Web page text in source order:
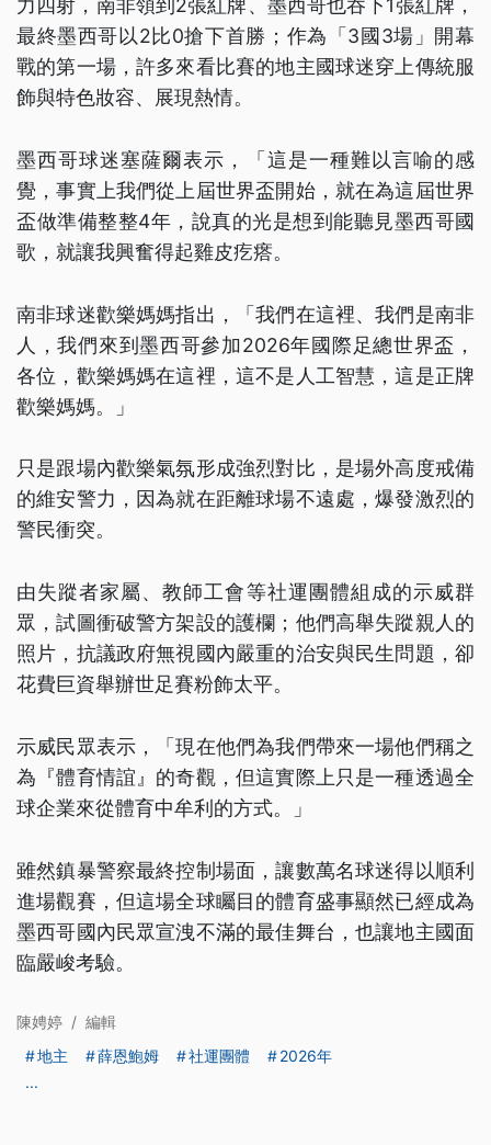
力四射，南非領到2張紅牌、墨西哥也吞下1張紅牌，
最終墨西哥以2比0搶下首勝；作為「3國3場」開幕
戰的第一場，許多來看比賽的地主國球迷穿上傳統服
飾與特色妝容、展現熱情。
墨西哥球迷塞薩爾表示，「這是一種難以言喻的感
覺，事實上我們從上屆世界盃開始，就在為這屆世界
盃做準備整整4年，說真的光是想到能聽見墨西哥國
歌，就讓我興奮得起雞皮疙瘩。
南非球迷歡樂媽媽指出，「我們在這裡、我們是南非
人，我們來到墨西哥參加2026年國際足總世界盃，
各位，歡樂媽媽在這裡，這不是人工智慧，這是正牌
歡樂媽媽。」
只是跟場內歡樂氣氛形成強烈對比，是場外高度戒備
的維安警力，因為就在距離球場不遠處，爆發激烈的
警民衝突。
由失蹤者家屬、教師工會等社運團體組成的示威群
眾，試圖衝破警方架設的護欄；他們高舉失蹤親人的
照片，抗議政府無視國內嚴重的治安與民生問題，卻
花費巨資舉辦世足賽粉飾太平。
示威民眾表示，「現在他們為我們帶來一場他們稱之
為『體育情誼』的奇觀，但這實際上只是一種透過全
球企業來從體育中牟利的方式。」
雖然鎮暴警察最終控制場面，讓數萬名球迷得以順利
進場觀賽，但這場全球矚目的體育盛事顯然已經成為
墨西哥國內民眾宣洩不滿的最佳舞台，也讓地主國面
臨嚴峻考驗。
陳娉婷 / 編輯
地主
薛恩鮑姆 社運團體
2026年
...